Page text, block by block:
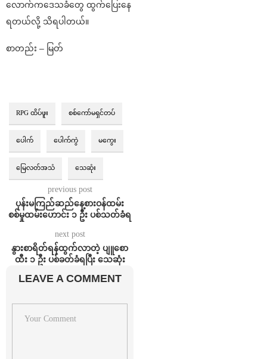
လောက်ကဒေသခံတွေ ထွက်ပြေးနေ
ရတယ်လို့ သိရပါတယ်။
စာတည်း – မြတ်
RPG ထိပ်ဖူး စစ်ကော်မရှင်တပ်
ပေါက် ပေါက်ကွဲ မကွေး
မြေလတ်အသံ သေဆုံး
previous post
⁨ပုန်းမကြည်ဆည်နေ့စားဝန်ထမ်း
စစ်မှုထမ်းဟောင်း ၁ ဦး ပစ်သတ်ခံရ
next post
နွားစာရိတ်ရန်ထွက်လာတဲ့ ပျူစော
ထီး ၁ ဦး ပစ်ခတ်ခံရပြီး သေဆုံး
LEAVE A COMMENT